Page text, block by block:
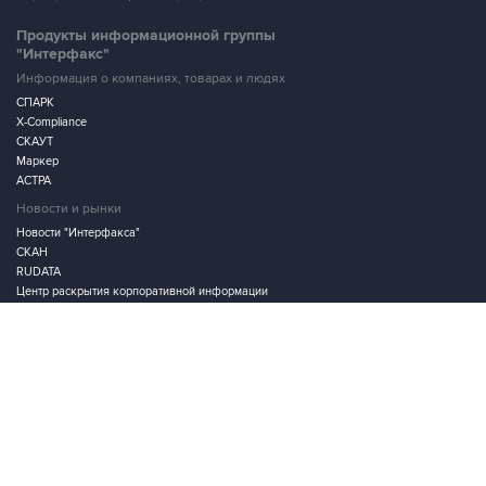
Продукты информационной группы
"Интерфакс"
Информация о компаниях, товарах и людях
СПАРК
X-Compliance
СКАУТ
Маркер
АСТРА
Новости и рынки
Новости "Интерфакса"
СКАН
RUDATA
Центр раскрытия корпоративной информации